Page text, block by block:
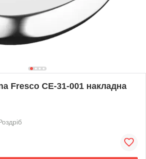
Fresco CE-31-001 накладна